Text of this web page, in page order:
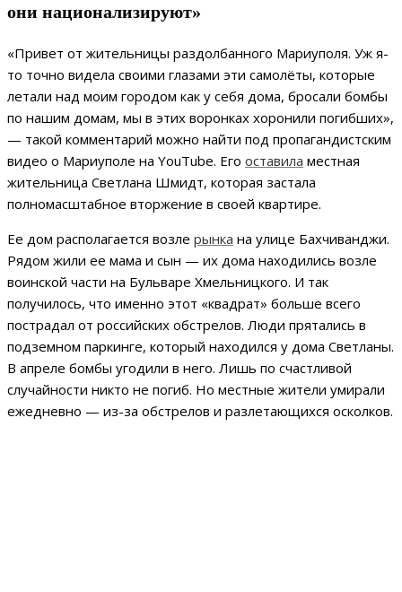
они национализируют»
«Привет от жительницы раздолбанного Мариуполя. Уж я-
то точно видела своими глазами эти самолёты, которые
летали над моим городом как у себя дома, бросали бомбы
по нашим домам, мы в этих воронках хоронили погибших»,
— такой комментарий можно найти под пропагандистским
видео о Мариуполе на YouTube. Его оставила местная
жительница Светлана Шмидт, которая застала
полномасштабное вторжение в своей квартире.
Ее дом располагается возле рынка на улице Бахчиванджи.
Рядом жили ее мама и сын — их дома находились возле
воинской части на Бульваре Хмельницкого. И так
получилось, что именно этот «квадрат» больше всего
пострадал от российских обстрелов. Люди прятались в
подземном паркинге, который находился у дома Светланы.
В апреле бомбы угодили в него. Лишь по счастливой
случайности никто не погиб. Но местные жители умирали
ежедневно — из-за обстрелов и разлетающихся осколков.